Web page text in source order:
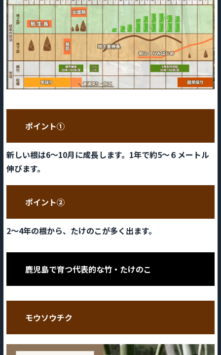
ポイント①
新しい根は6～10月に成長します。1年で約5～６メートル
伸びます。
ポイント②
2～4年の根から、たけのこが多く出ます。
鹿児島で育つ代表的な竹・たけのこ
モウソウチク